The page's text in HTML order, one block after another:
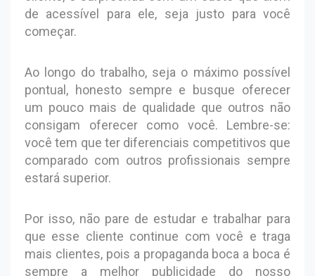
de acessível para ele, seja justo para você
começar.
Ao longo do trabalho, seja o máximo possível
pontual, honesto sempre e busque oferecer
um pouco mais de qualidade que outros não
consigam oferecer como você. Lembre-se:
você tem que ter diferenciais competitivos que
comparado com outros profissionais sempre
estará superior.
Por isso, não pare de estudar e trabalhar para
que esse cliente continue com você e traga
mais clientes, pois a propaganda boca a boca é
sempre a melhor publicidade do nosso